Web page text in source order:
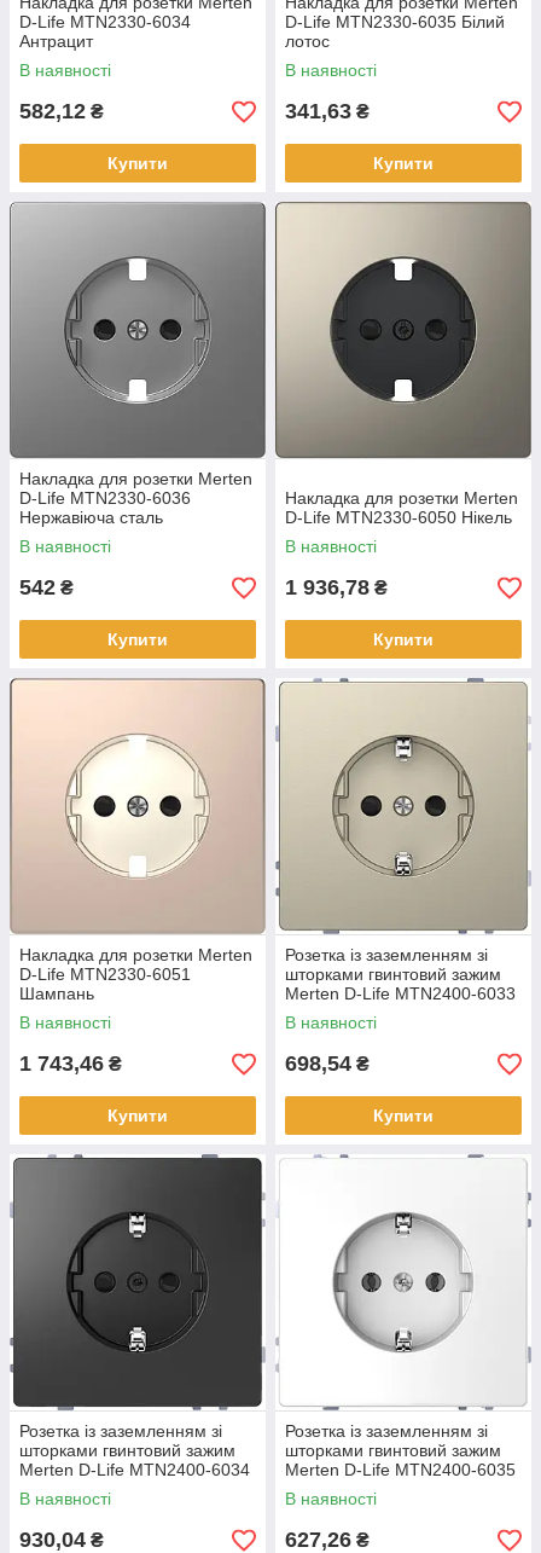
D-Life MTN2330-6034
Антрацит
В наявності
582,12 ₴
Купити
D-Life MTN2330-6035 Білий
лотос
В наявності
341,63 ₴
Купити
Накладка для розетки Merten
D-Life MTN2330-6036
Нержавіюча сталь
В наявності
542 ₴
Купити
Накладка для розетки Merten
D-Life MTN2330-6050 Нікель
В наявності
1 936,78 ₴
Купити
Накладка для розетки Merten
D-Life MTN2330-6051
Шампань
В наявності
1 743,46 ₴
Купити
Розетка із заземленням зі
шторками гвинтовий зажим
Merten D-Life MTN2400-6033
Сахара
В наявності
698,54 ₴
Купити
Розетка із заземленням зі
шторками гвинтовий зажим
Merten D-Life MTN2400-6034
Антрацит
В наявності
930,04 ₴
Розетка із заземленням зі
шторками гвинтовий зажим
Merten D-Life MTN2400-6035
Білий лотос
В наявності
627,26 ₴